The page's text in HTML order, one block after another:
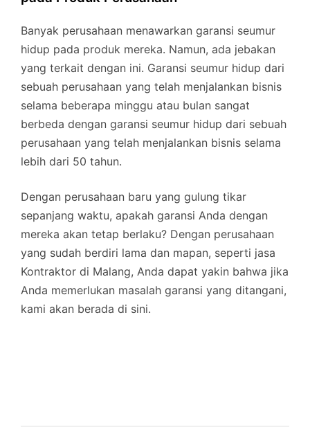
Banyak perusahaan menawarkan garansi seumur
hidup pada produk mereka. Namun, ada jebakan
yang terkait dengan ini. Garansi seumur hidup dari
sebuah perusahaan yang telah menjalankan bisnis
selama beberapa minggu atau bulan sangat
berbeda dengan garansi seumur hidup dari sebuah
perusahaan yang telah menjalankan bisnis selama
lebih dari 50 tahun.
Dengan perusahaan baru yang gulung tikar
sepanjang waktu, apakah garansi Anda dengan
mereka akan tetap berlaku? Dengan perusahaan
yang sudah berdiri lama dan mapan, seperti jasa
Kontraktor di Malang, Anda dapat yakin bahwa jika
Anda memerlukan masalah garansi yang ditangani,
kami akan berada di sini.